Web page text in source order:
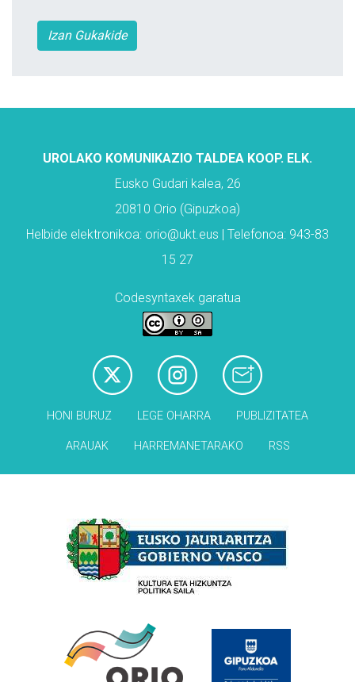
Izan Gukakide
UROLAKO KOMUNIKAZIO TALDEA KOOP. ELK.
Eusko Gudari kalea, 26
20810 Orio (Gipuzkoa)
Helbide elektronikoa: orio@ukt.eus | Telefonoa: 943-83
15 27
Codesyntaxek garatua
HONI BURUZ LEGE OHARRA PUBLIZITATEA
ARAUAK HARREMANETARAKO RSS